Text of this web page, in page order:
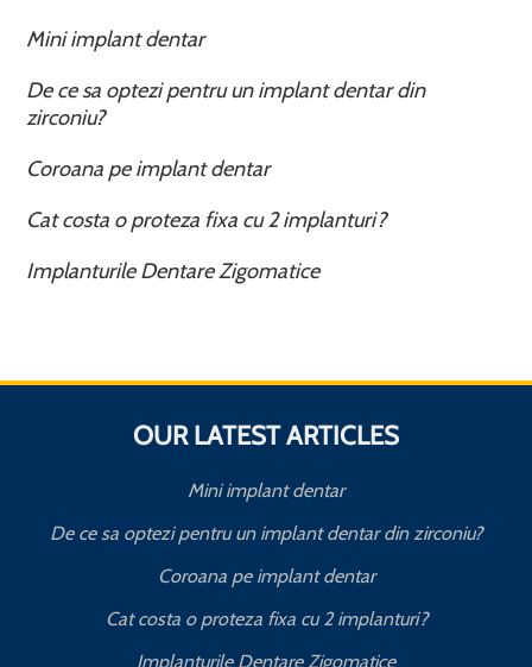
Mini implant dentar
De ce sa optezi pentru un implant dentar din
zirconiu?
Coroana pe implant dentar
Cat costa o proteza fixa cu 2 implanturi?
Implanturile Dentare Zigomatice
OUR LATEST ARTICLES
Mini implant dentar
De ce sa optezi pentru un implant dentar din zirconiu?
Coroana pe implant dentar
Cat costa o proteza fixa cu 2 implanturi?
Implanturile Dentare Zigomatice